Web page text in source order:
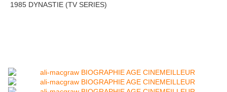
1985 DYNASTIE (TV SERIES)